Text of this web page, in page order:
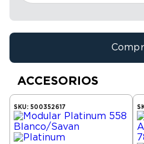
ACCESORIOS
SKU: 500352617